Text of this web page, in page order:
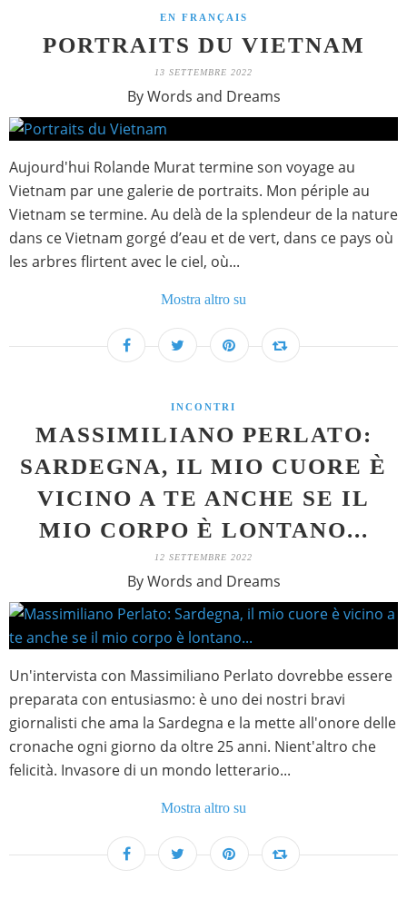
EN FRANÇAIS
PORTRAITS DU VIETNAM
13 SETTEMBRE 2022
By Words and Dreams
Aujourd'hui Rolande Murat termine son voyage au
Vietnam par une galerie de portraits. Mon périple au
Vietnam se termine. Au delà de la splendeur de la nature
dans ce Vietnam gorgé d’eau et de vert, dans ce pays où
les arbres flirtent avec le ciel, où...
Mostra altro su
INCONTRI
MASSIMILIANO PERLATO:
SARDEGNA, IL MIO CUORE È
VICINO A TE ANCHE SE IL
MIO CORPO È LONTANO...
12 SETTEMBRE 2022
By Words and Dreams
Un'intervista con Massimiliano Perlato dovrebbe essere
preparata con entusiasmo: è uno dei nostri bravi
giornalisti che ama la Sardegna e la mette all'onore delle
cronache ogni giorno da oltre 25 anni. Nient'altro che
felicità. Invasore di un mondo letterario...
Mostra altro su